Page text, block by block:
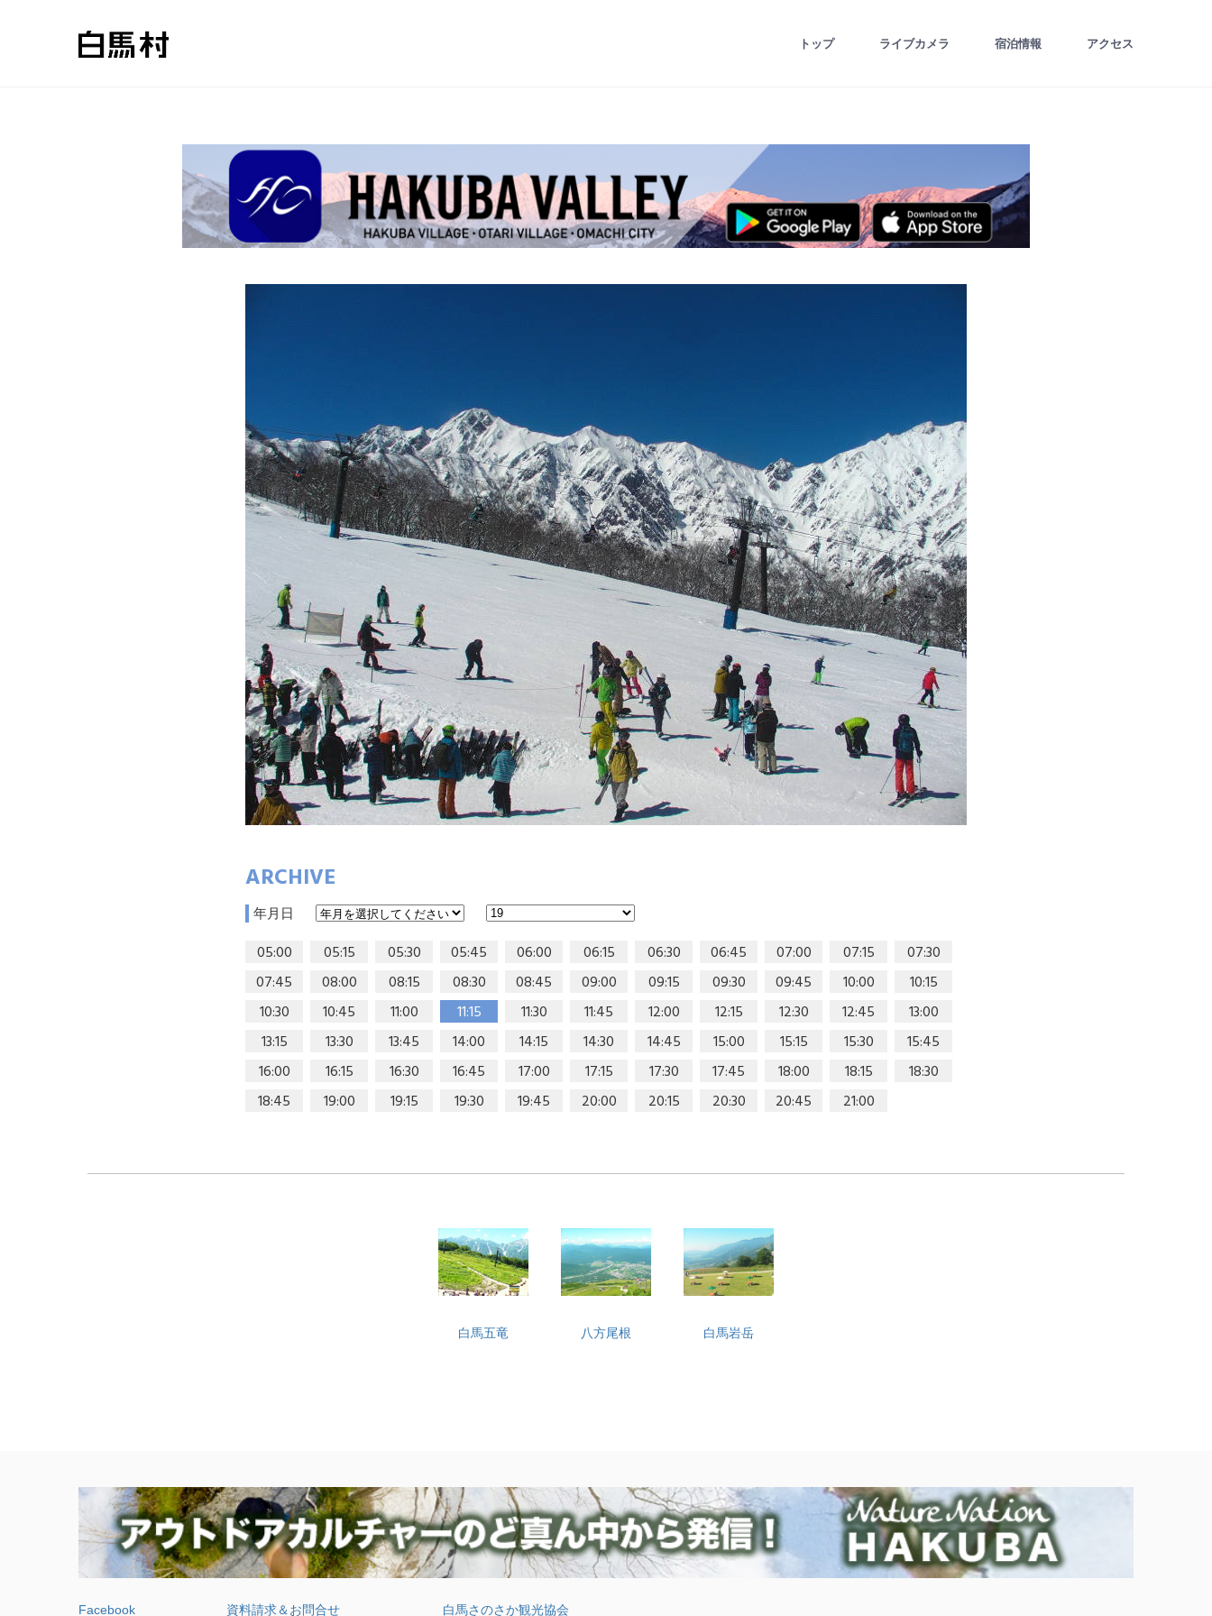
トップ ライブカメラ 宿泊情報 アクセス
ARCHIVE
年月日
05:00 05:15 05:30 05:45 06:00 06:15 06:30 06:45 07:00 07:15
07:30
07:45
08:00 08:15 08:30 08:45 09:00 09:15 09:30 09:45 10:00
10:15
10:30
10:45 11:00 11:15 11:30 11:45 12:00 12:15 12:30 12:45
13:00
13:15
13:30 13:45 14:00 14:15 14:30 14:45 15:00 15:15 15:30
15:45
16:00
16:15 16:30 16:45 17:00 17:15 17:30 17:45 18:00 18:15
18:30
18:45
19:00 19:15 19:30 19:45 20:00 20:15 20:30 20:45 21:00
白馬五竜 八方尾根 白馬岩岳